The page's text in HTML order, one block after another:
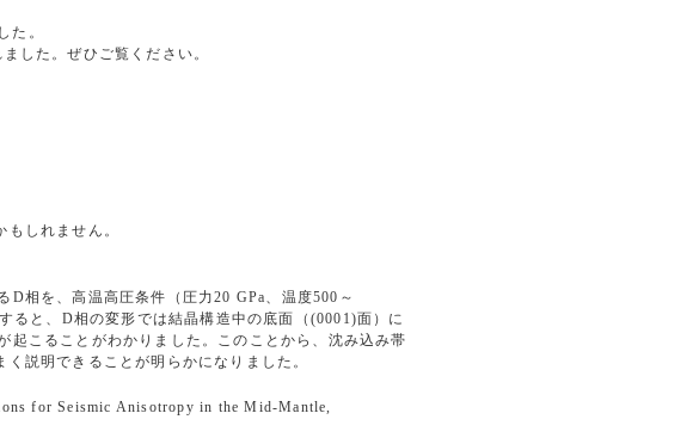
た。
した。ぜひご覧ください。
しれません。
相を、高温高圧条件（圧力20 GPa、温度500～
ると、D相の変形では結晶構造中の底面（(0001)面）に
こることがわかりました。このことから、沈み込み帯
説明できることが明らかになりました。
for Seismic Anisotropy in the Mid‐Mantle,